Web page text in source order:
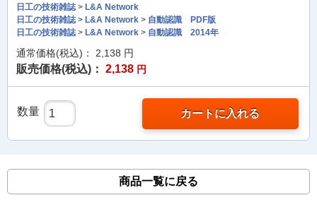
日工の技術雑誌> L&A Network
日工の技術雑誌> L&A Network > 自動認識 PDF版
日工の技術雑誌> L&A Network > 自動認識 2014年
通常価格(税込)： 2,138 円
販売価格(税込)： 2,138 円
数量 カートに入れる
商品一覧に戻る